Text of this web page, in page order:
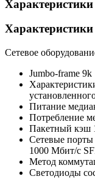
Характеристики
Характеристики
Сетевое
Jumbo-frame 9k
Питание
Потребление
Пакетный кэш
Сетевые порты
1000 Мбит/с
Метод
Светодиоды